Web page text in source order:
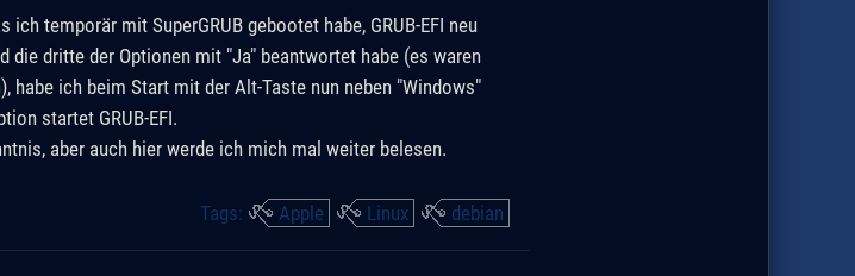
temporär mit SuperGRUB gebootet habe, GRUB-EFI neu
die dritte der Optionen mit "Ja" beantwortet habe (es waren
ich beim Start mit der Alt-Taste nun neben "Windows"
startet GRUB-EFI.
aber auch hier werde ich mich mal weiter belesen.
Tags: Apple Linux debian